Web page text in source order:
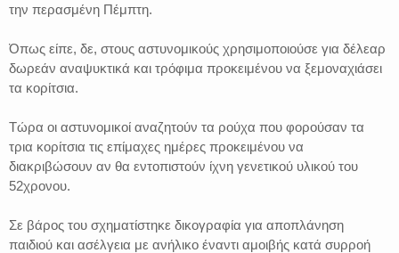
την περασμένη Πέμπτη.
Όπως είπε, δε, στους αστυνομικούς χρησιμοποιούσε για δέλεαρ
δωρεάν αναψυκτικά και τρόφιμα προκειμένου να ξεμοναχιάσει
τα κορίτσια.
Τώρα οι αστυνομικοί αναζητούν τα ρούχα που φορούσαν τα
τρια κορίτσια τις επίμαχες ημέρες προκειμένου να
διακριβώσουν αν θα εντοπιστούν ίχνη γενετικού υλικού του
52χρονου.
Σε βάρος του σχηματίστηκε δικογραφία για αποπλάνηση
παιδιού και ασέλγεια με ανήλικο έναντι αμοιβής κατά συρροή